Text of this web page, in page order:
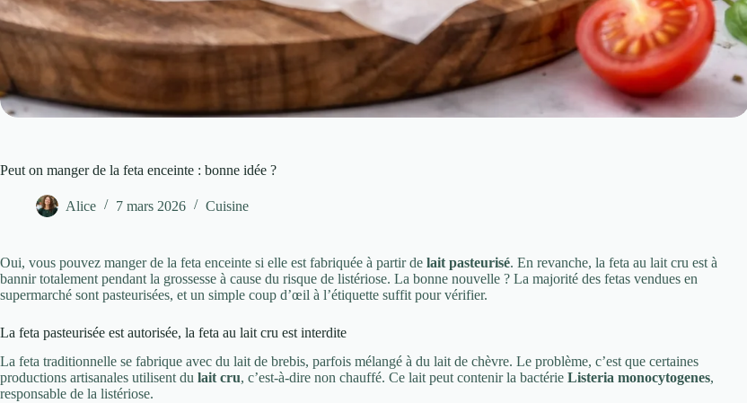
Peut on manger de la feta enceinte : bonne idée ?
Alice 7 mars 2026 Cuisine
Oui, vous pouvez manger de la feta enceinte si elle est fabriquée à partir de lait pasteurisé. En revanche, la feta au lait cru est à
bannir totalement pendant la grossesse à cause du risque de listériose. La bonne nouvelle ? La majorité des fetas vendues en
supermarché sont pasteurisées, et un simple coup d’œil à l’étiquette suffit pour vérifier.
La feta pasteurisée est autorisée, la feta au lait cru est interdite
La feta traditionnelle se fabrique avec du lait de brebis, parfois mélangé à du lait de chèvre. Le problème, c’est que certaines
productions artisanales utilisent du lait cru, c’est-à-dire non chauffé. Ce lait peut contenir la bactérie Listeria monocytogenes,
responsable de la listériose.